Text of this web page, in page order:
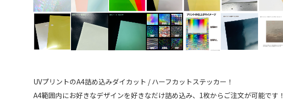
UVプリントのA4詰め込みダイカット / ハーフカットステッカー！
A4範囲内にお好きなデザインを好きなだけ詰め込み、1枚からご注文が可能です！